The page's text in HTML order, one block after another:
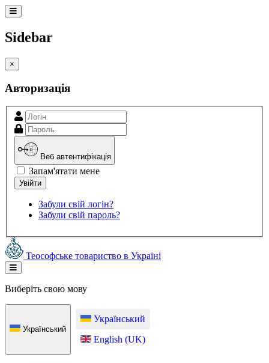
Sidebar
×
Авторизація
Веб автентифікація
Запам'ятати мене
Забули свій логін?
Забули свій пароль?
Теософське товариство в Україні
Виберіть свою мову
Український
Український
English (UK)